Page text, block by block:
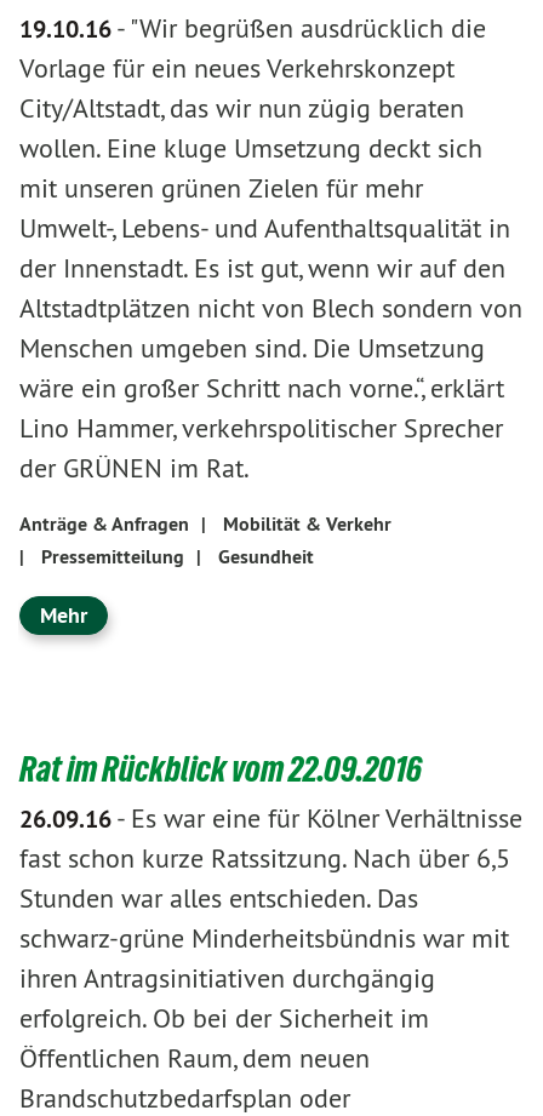
19.10.16- "Wir begrüßen ausdrücklich die
Vorlage für ein neues Verkehrskonzept
City/Altstadt, das wir nun zügig beraten
wollen. Eine kluge Umsetzung deckt sich
mit unseren grünen Zielen für mehr
Umwelt-, Lebens- und Aufenthaltsqualität in
der Innenstadt. Es ist gut, wenn wir auf den
Altstadtplätzen nicht von Blech sondern von
Menschen umgeben sind. Die Umsetzung
wäre ein großer Schritt nach vorne.“, erklärt
Lino Hammer, verkehrspolitischer Sprecher
der GRÜNEN im Rat.
Anträge & Anfragen |
Mobilität & Verkehr
|
Pressemitteilung | Gesundheit
Mehr
Rat im Rückblick vom 22.09.2016
26.09.16- Es war eine für Kölner Verhältnisse
fast schon kurze Ratssitzung. Nach über 6,5
Stunden war alles entschieden. Das
schwarz-grüne Minderheitsbündnis war mit
ihren Antragsinitiativen durchgängig
erfolgreich. Ob bei der Sicherheit im
Öffentlichen Raum, dem neuen
Brandschutzbedarfsplan oder